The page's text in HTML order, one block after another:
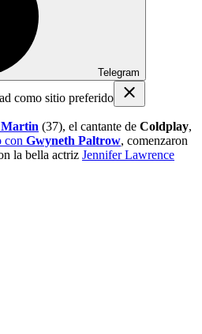
Telegram
como sitio preferido
(37), el cantante de Coldplay,
con Gwyneth Paltrow, comenzaron
la bella actriz Jennifer Lawrence